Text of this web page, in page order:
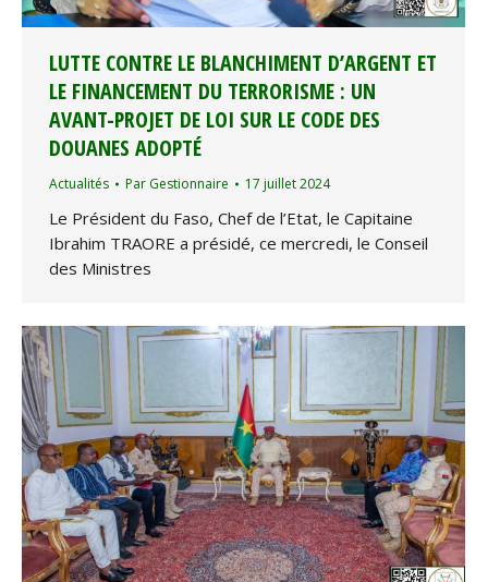
LUTTE CONTRE LE BLANCHIMENT D’ARGENT ET
LE FINANCEMENT DU TERRORISME : UN
AVANT-PROJET DE LOI SUR LE CODE DES
DOUANES ADOPTÉ
Actualités Par Gestionnaire 17 juillet 2024
Le Président du Faso, Chef de l’Etat, le Capitaine
Ibrahim TRAORE a présidé, ce mercredi, le Conseil
des Ministres